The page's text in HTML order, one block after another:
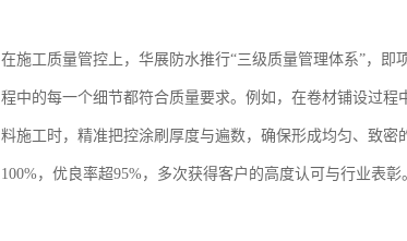
在施工质量管控上，华展防水推行“三级质量管理体系”，
程中的每一个细节都符合质量要求。例如，在卷材铺设过
料施工时，精准把控涂刷厚度与遍数，确保形成均匀、致
100%，优良率超95%，多次获得客户的高度认可与行业表彰